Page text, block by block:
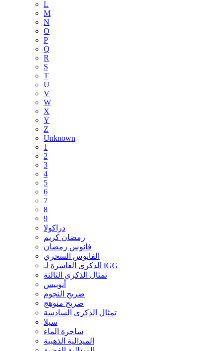
L
M
N
O
P
Q
R
S
T
U
V
W
X
Y
Z
Unknown
1
2
3
4
5
6
7
8
9
دراكولا
رمضان كريم
فانوس رمضان
الفانوس السحري
الذكرى العاشرة لـ IGG
تمثال الذكرى الثالثة
أنوبيس
ضريح النجوم
ضريح متوهج
تمثال الذكرى السادسة
سيلا
ساحرة الماء
الميدالية الذهبية